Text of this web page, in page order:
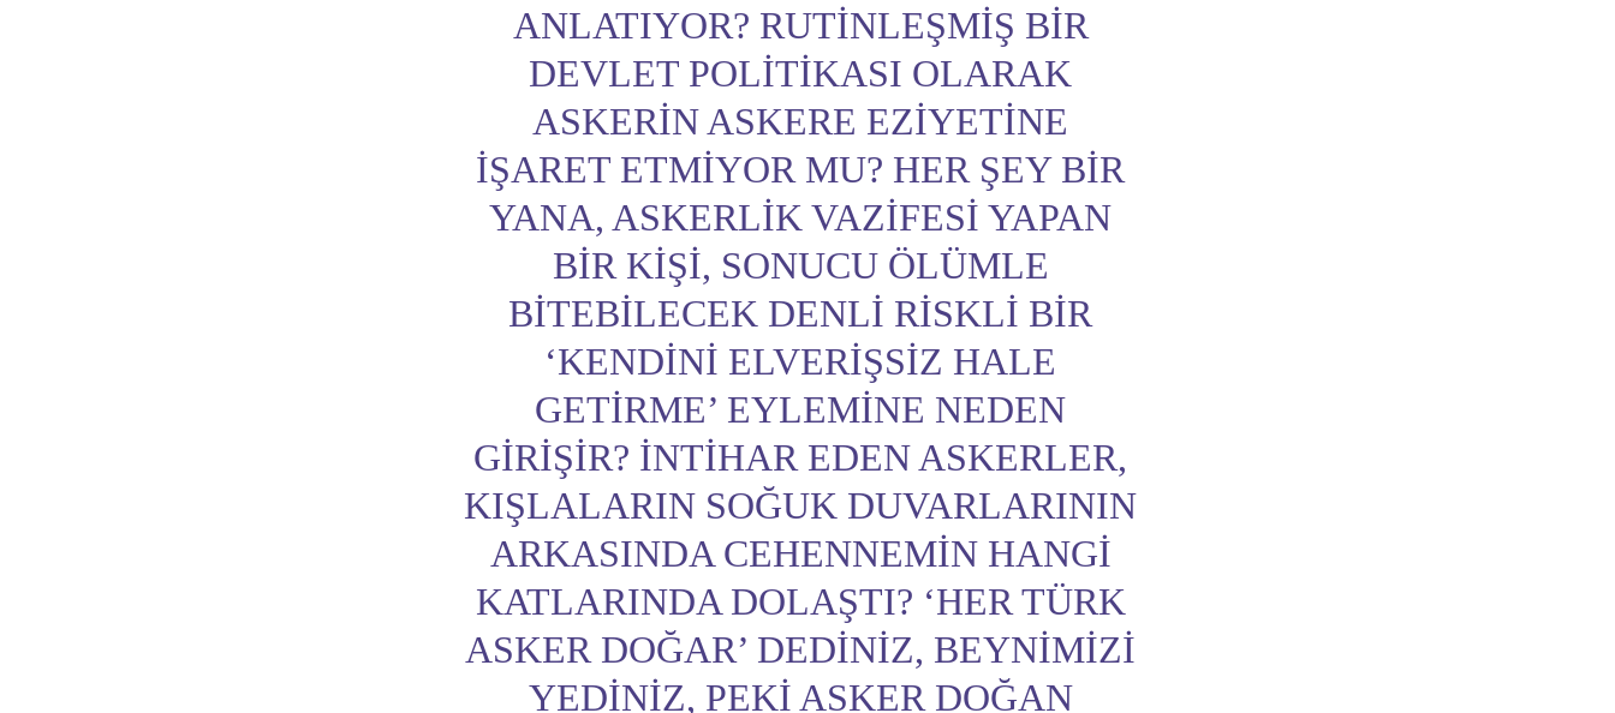
ANLATIYOR? RUTINLEŞMIŞ BIR
DEVLET POLITIKASI OLARAK
ASKERIN ASKERE EZIYETINE
IŞARET ETMIYOR MU? HER ŞEY BIR
YANA, ASKERLIK VAZIFESI YAPAN
BIR KIŞI, SONUCU ÖLÜMLE
BITEBILECEK DENLI RISKLI BIR
‘KENDINI ELVERIŞSIZ HALE
GETIRME’ EYLEMINE NEDEN
GIRIŞIR? İNTIHAR EDEN ASKERLER,
KIŞLALARIN SOĞUK DUVARLARININ
ARKASINDA CEHENNEMIN HANGI
KATLARINDA DOLAŞTI? ‘HER TÜRK
ASKER DOĞAR’ DEDINIZ, BEYNIMIZI
YEDINIZ, PEKI ASKER DOĞAN